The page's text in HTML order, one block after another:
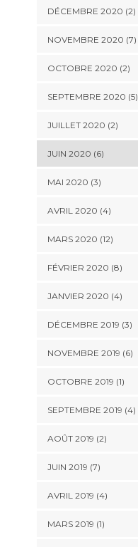
DÉCEMBRE 2020 (2)
NOVEMBRE 2020 (7)
OCTOBRE 2020 (2)
SEPTEMBRE 2020 (5)
JUILLET 2020 (2)
JUIN 2020 (6)
MAI 2020 (3)
AVRIL 2020 (4)
MARS 2020 (12)
FÉVRIER 2020 (8)
JANVIER 2020 (4)
DÉCEMBRE 2019 (3)
NOVEMBRE 2019 (6)
OCTOBRE 2019 (1)
SEPTEMBRE 2019 (4)
AOÛT 2019 (2)
JUIN 2019 (7)
AVRIL 2019 (4)
MARS 2019 (1)